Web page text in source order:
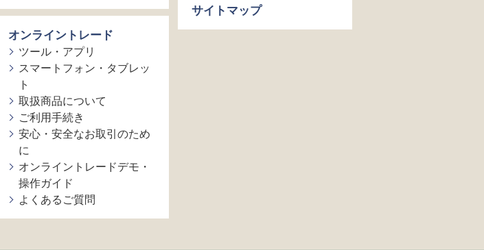
オンライントレード
ツール・アプリ
スマートフォン・タブレッ
ト
取扱商品について
ご利用手続き
安心・安全なお取引のため
に
オンライントレードデモ・
操作ガイド
よくあるご質問
サイトマップ